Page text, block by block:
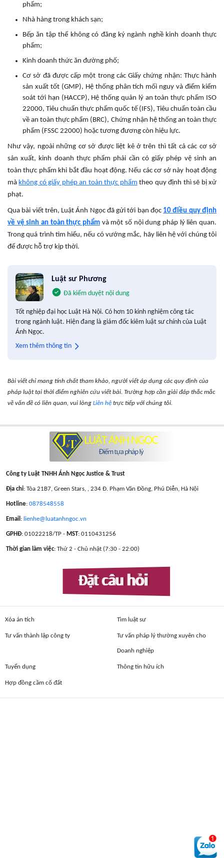
phẩm;
Nhà hàng trong khách sạn;
Bếp ăn tập thể không có đăng ký ngành nghề kinh doanh thực
phẩm;
Kinh doanh thức ăn đường phố;
Cơ sở đã được cấp một trong các Giấy chứng nhận: Thực hành
sản xuất tốt (GMP), Hệ thống phân tích mối nguy và điểm kiểm
soát tới hạn (HACCP), Hệ thống quản lý an toàn thực phẩm ISO
22000, Tiêu chuẩn thực phẩm quốc tế (IFS), Tiêu chuẩn toàn cầu
về an toàn thực phẩm (BRC), Chứng nhận hệ thống an toàn thực
phẩm (FSSC 22000) hoặc tương đương còn hiệu lực.
Như vậy, ngoài những cơ sở được liệt kê ở trên thì tất cả các cơ sở
sản xuất, kinh doanh thực phẩm phải cần có giấy phép vệ sinh an
toàn thực phẩm khi bắt đầu hoạt động. Nếu các cơ sở này hoạt động
mà không có giấy phép an toàn thực phẩm theo quy định thì sẽ bị xử
phạt.
Qua bài viết trên, Luật Ánh Ngọc đã gửi tới bạn đọc 10 điều quy định
về vệ sinh an toàn thực phẩm và một số nội dung pháp lý liên quan.
Trong quá trình tìm hiểu, nếu có vướng mắc, hãy liên hệ với chúng tôi
để được hỗ trợ kịp thời.
Luật sư Phương
Đã kiểm duyệt nội dung
Tốt nghiệp đại học Luật Hà Nội. Có hơn 10 kinh nghiệm công tác
trong ngành luật. Hiện đang là giám đốc kiêm luật sư chính của Luật
Ánh Ngọc.
Xem thêm thông tin
Bài viết chỉ mang tính chất tham khảo, người viết áp dụng các quy định của
pháp luật tại thời điểm nghiên cứu viết bài. Trường hợp cần giải đáp thắc mắc
về vấn đề có liên quan, vui lòng Liên hệ trực tiếp với chúng tôi.
Công ty Luật TNHH Ánh Ngọc Justice & Trust
Địa chỉ: Tòa 21B7, Green Stars, , 234 Đ. Phạm Văn Đồng, Phú Diễn, Hà Nội
Hotline: 0878548558
Email : lienhe@luatanhngoc.vn
GPHĐ: 01022218/TP - MST: 0110431256
Thời gian làm việc: Thứ 2 - Chủ nhật (7:30 - 22:00)
Đặt câu hỏi
Xóa án tích Tìm luật sư
Tư vấn thành lập công ty Tư vấn pháp lý thường xuyên cho
Doanh nghiệp
Tuyển dụng Thông tin hữu ích
Hợp đồng cầm cố đất